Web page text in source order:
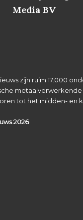
Media BV
zijn ruim 17.000
metaalverwerkende
tot het midden- en
2026